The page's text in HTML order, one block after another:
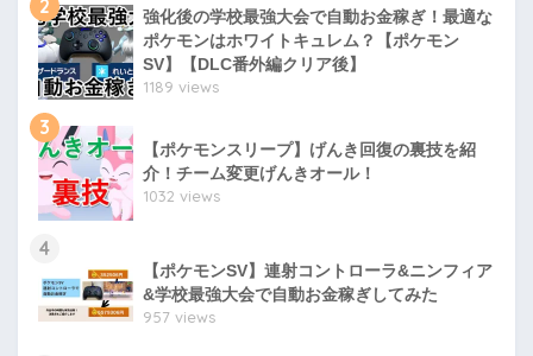
2
強化後の学校最強大会で自動お金稼ぎ！最適な
ポケモンはホワイトキュレム？【ポケモン
SV】【DLC番外編クリア後】
1189 views
3
【ポケモンスリープ】げんき回復の裏技を紹
介！チーム変更げんきオール！
1032 views
4
【ポケモンSV】連射コントローラ&ニンフィア
&学校最強大会で自動お金稼ぎしてみた
957 views